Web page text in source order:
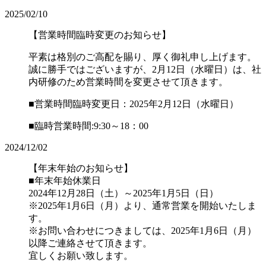
2025/02/10
【営業時間臨時変更のお知らせ】
平素は格別のご高配を賜り、厚く御礼申し上げます。
誠に勝手ではございますが、2月12日（水曜日）は、社
内研修のため営業時間を変更させて頂きます。
■営業時間臨時変更日：2025年2月12日（水曜日）
■臨時営業時間:9:30～18：00
2024/12/02
【年末年始のお知らせ】
■年末年始休業日
2024年12月28日（土）～2025年1月5日（日）
※2025年1月6日（月）より、通常営業を開始いたしま
す。
※お問い合わせにつきましては、2025年1月6日（月）
以降ご連絡させて頂きます。
宜しくお願い致します。